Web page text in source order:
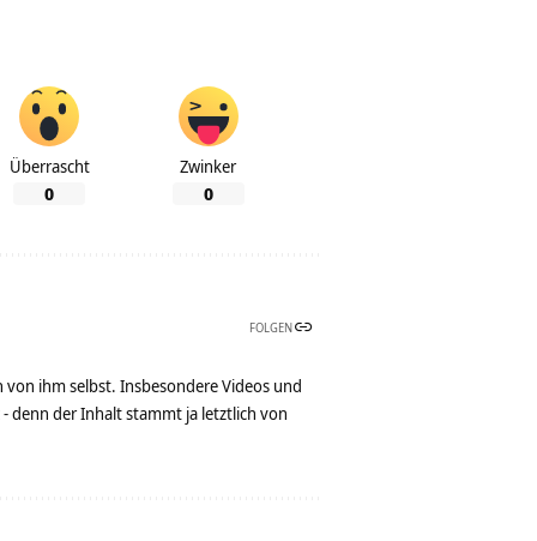
Überrascht
0
Zwinker
0
FOLGEN
ihm selbst. Insbesondere Videos und
denn der Inhalt stammt ja letztlich von